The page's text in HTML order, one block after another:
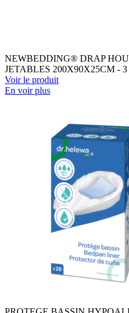
NEWBEDDING® DRAP
JETABLES 200X90X25CM - 3
Voir le produit
En voir plus